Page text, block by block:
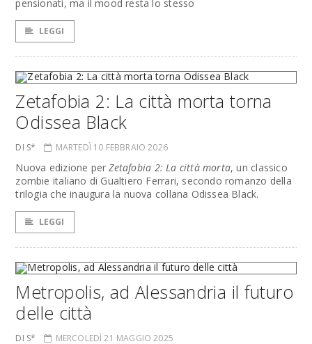
pensionati, ma il mood resta lo stesso
LEGGI
Zetafobia 2: La città morta torna
Odissea Black
DI S* MARTEDÌ 10 FEBBRAIO 2026
Nuova edizione perZetafobia 2: La città morta, un classico
zombie italiano di Gualtiero Ferrari, secondo romanzo della
trilogia che inaugura la nuova collana Odissea Black.
LEGGI
Metropolis, ad Alessandria il futuro
delle città
DI S* MERCOLEDÌ 21 MAGGIO 2025